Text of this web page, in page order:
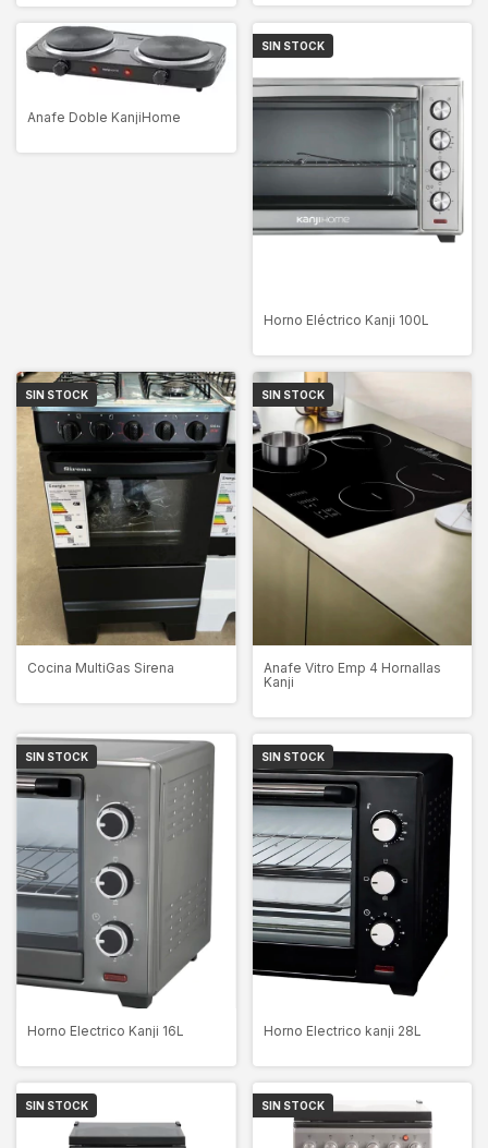
Anafe Doble KanjiHome
SIN STOCK
Horno Eléctrico Kanji 100L
SIN STOCK
Cocina MultiGas Sirena
SIN STOCK
Anafe Vitro Emp 4 Hornallas
Kanji
SIN STOCK
Horno Electrico Kanji 16L
SIN STOCK
Horno Electrico kanji 28L
SIN STOCK SIN STOCK